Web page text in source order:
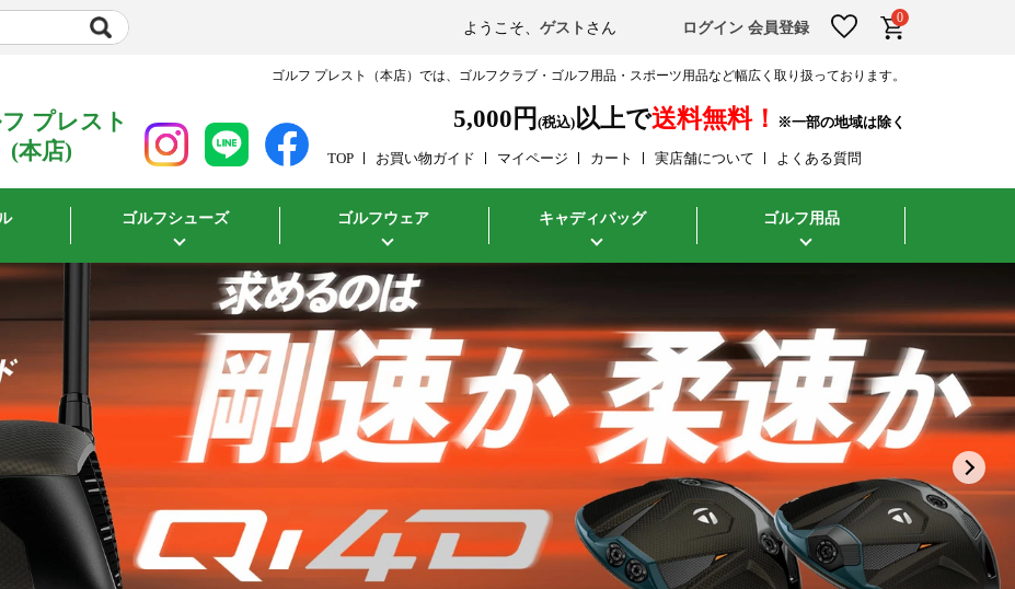
ようこそ、ゲスト さん ログイン 会員登録
0
ゴルフ プレスト（本店）では、ゴルフクラブ・ゴルフ用品・スポーツ用品など幅広く取り扱っております。
プレスト
(本店)
5,000円 (税込)以上で送料無料！
TOP お買い物ガイド マイページ カート 実店舗について よくある質問
ゴルフシューズ ゴルフウェア キャディバッグ ゴルフ用品